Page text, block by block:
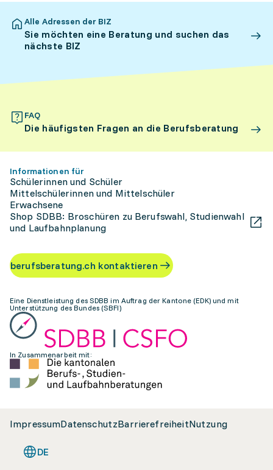
Alle Adressen der BIZ
Sie möchten eine Beratung und suchen das
nächste BIZ
FAQ
Die häufigsten Fragen an die Berufsberatung
Informationen für
Schülerinnen und Schüler
Mittelschülerinnen und Mittelschüler
Erwachsene
Shop SDBB: Broschüren zu Berufswahl, Studienwahl
und Laufbahnplanung
berufsberatung.ch kontaktieren
Eine Dienstleistung des SDBB im Auftrag der Kantone (EDK) und mit
Unterstützung des Bundes (SBFI)
In Zusammenarbeit mit:
ImpressumDatenschutzBarrierefreiheitNutzung
DE